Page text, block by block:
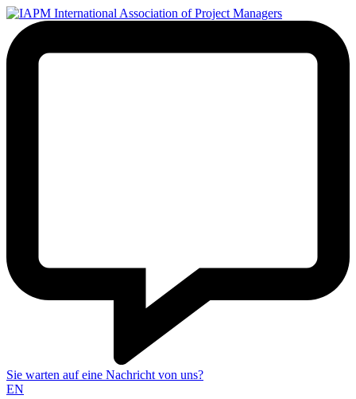
Sie warten auf eine Nachricht von uns?
EN